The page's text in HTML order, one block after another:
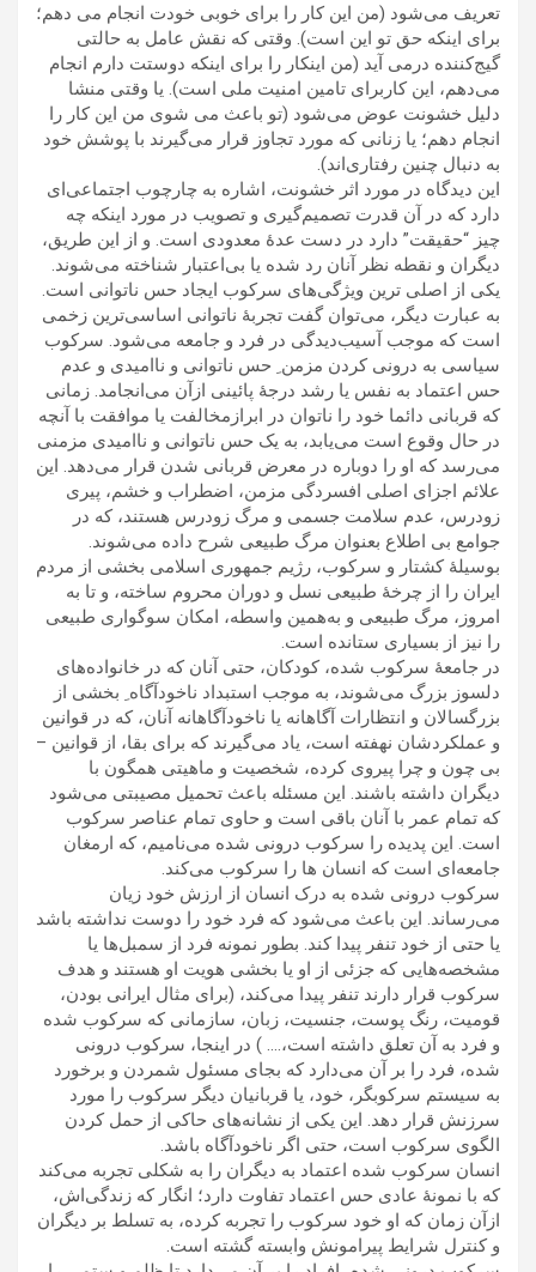
تعريف می‌شود (من اين کار را برای خوبی خودت انجام می دهم؛
برای اينکه حق تو اين است). وقتی که نقش عامل به حالتی
گيج‌کننده درمی آيد (من اينکار را برای اينکه دوستت دارم انجام
می‌دهم، اين کاربرای تامين امنيت ملی است). يا وقتی منشا
دليل خشونت عوض می‌شود (تو باعث می شوی من اين کار را
انجام دهم؛ يا زنانی که مورد تجاوز قرار می‌گيرند با پوشش خود
به دنبال چنين رفتاری‌اند).
اين ديدگاه در مورد اثر خشونت، اشاره به چارچوب اجتماعی‌ای
دارد که در آن قدرت تصميم‌گيری و تصويب در مورد اينکه چه
چيز “حقيقت” دارد در دست عدۀ معدودی است. و از اين طريق،
ديگران و نقطه نظر آنان رد شده يا بی‌اعتبار شناخته می‌شوند.
يکی از اصلی ترين ويژگی‌های سرکوب ايجاد حس ناتوانی است.
به عبارت ديگر، می‌توان گفت تجربۀ ناتوانی اساسی‌ترين زخمی
است که موجب آسيب‌ديدگی در فرد و جامعه می‌شود. سرکوب
سياسی به درونی کردن مزمن ِ حس ناتوانی و نااميدی و عدم
حس اعتماد به نفس يا رشد درجۀ پائينی ازآن می‌انجامد. زمانی
که قربانی دائما خود را ناتوان در ابرازمخالفت يا موافقت با آنچه
در حال وقوع است می‌يابد، به يک حس ناتوانی و نااميدی مزمنی
می‌رسد که او را دوباره در معرض قربانی شدن قرار می‌دهد. اين
علائم اجزای اصلی افسردگی مزمن، اضطراب و خشم، پيری
زودرس، عدم سلامت جسمی و مرگ زودرس هستند، که در
جوامع بی اطلاع بعنوان مرگ طبيعی شرح داده می‌شوند.
بوسيلۀ کشتار و سرکوب، رژيم جمهوری اسلامی بخشی از مردم
ايران را از چرخۀ طبيعی نسل و دوران محروم ساخته، و تا به
امروز، مرگ طبيعی و به‌همين واسطه، امکان سوگواری طبيعی
را نيز از بسياری ستانده است.
در جامعۀ سرکوب شده، کودکان، حتی آنان که در خانواده‌های
دلسوز بزرگ می‌‌شوند، به موجب استبداد ناخودآگاه ِ بخشی از
بزرگسالان و انتظارات آگاهانه يا ناخودآگاهانه آنان، که در قوانين
و عملکردشان نهفته است، ياد می‌گيرند که برای بقا، از قوانين –
بی چون و چرا پيروی کرده، شخصيت و ماهيتی همگون با
ديگران داشته باشند. اين مسئله باعث تحميل مصيبتی می‌شود
که تمام عمر با آنان باقی است و حاوی تمام عناصر سرکوب
است. اين پديده را سرکوب درونی شده می‌ناميم، که ارمغان
جامعه‌ای است که انسان ها را سرکوب می‌کند.
سرکوب درونی شده به درک انسان از ارزش خود زيان
می‌رساند. اين باعث می‌شود که فرد خود را دوست نداشته باشد
يا حتی از خود تنفر پيدا کند. بطور نمونه فرد از سمبل‌ها يا
مشخصه‌هايی که جزئی از او يا بخشی هويت او هستند و هدف
سرکوب قرار دارند تنفر پيدا می‌کند، (برای مثال ايرانی بودن،
قوميت، رنگ پوست، جنسيت، زبان، سازمانی که سرکوب شده
و فرد به آن تعلق داشته است،…. ) در اينجا، سرکوب درونی
شده، فرد را بر آن می‌دارد که بجای مسئول شمردن و برخورد
به سيستم سرکوبگر، خود، يا قربانيان ديگر سرکوب را مورد
سرزنش قرار دهد. اين يکی از نشانه‌های حاکی از حمل کردن
الگوی سرکوب است، حتی اگر ناخودآگاه باشد.
انسان سرکوب شده اعتماد به ديگران را به شکلی تجربه می‌کند
که با نمونۀ عادی حس اعتماد تفاوت دارد؛ انگار که زندگی‌اش،
ازآن زمان که او خود سرکوب را تجربه کرده، به تسلط بر ديگران
و کنترل شرايط پيرامونش وابسته گشته است.